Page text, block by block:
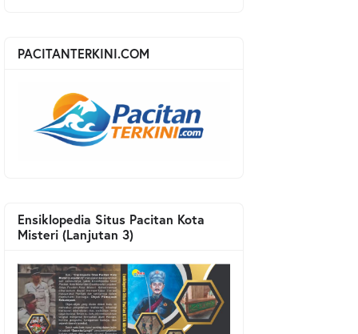
PACITANTERKINI.COM
Ensiklopedia Situs Pacitan Kota
Misteri (Lanjutan 3)